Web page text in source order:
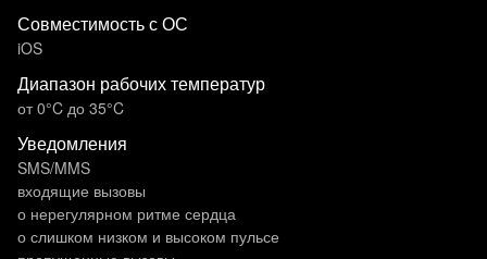
Совместимость с ОС
iOS
Диапазон рабочих температур
от 0°C до 35°C
Уведомления
SMS/MMS
входящие вызовы
о нерегулярном ритме сердца
о слишком низком и высоком пульсе